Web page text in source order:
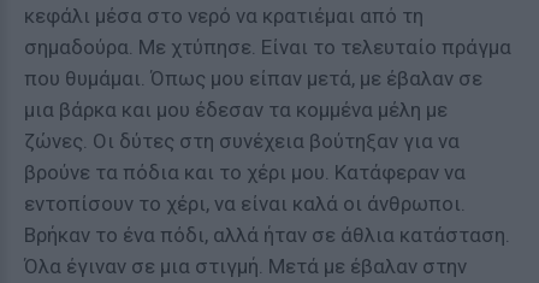
κεφάλι μέσα στο νερό να κρατιέμαι από τη
σημαδούρα. Με χτύπησε. Είναι το τελευταίο πράγμα
που θυμάμαι. Όπως μου είπαν μετά, με έβαλαν σε
μια βάρκα και μου έδεσαν τα κομμένα μέλη με
ζώνες. Οι δύτες στη συνέχεια βούτηξαν για να
βρούνε τα πόδια και το χέρι μου. Κατάφεραν να
εντοπίσουν το χέρι, να είναι καλά οι άνθρωποι.
Βρήκαν το ένα πόδι, αλλά ήταν σε άθλια κατάσταση.
Όλα έγιναν σε μια στιγμή. Μετά με έβαλαν στην